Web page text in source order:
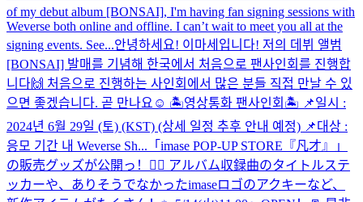
of my debut album [BONSAI], I'm having fan signing sessions with
Weverse both online and offline. I can’t wait to meet you all at the
signing events. See...안녕하세요! 이마세입니다! 저의 데뷔 앨범
[BONSAI] 발매를 기념해 한국에서 처음으로 팬사인회를 진행합
니다🙌 처음으로 진행하는 사인회에서 많은 분들 직접 만날 수 있
으면 좋겠습니다. 곧 만나요☺️ 🏝영상통화 팬사인회🏝 📌일시 :
2024년 6월 29일 (토) (KST) (상세 일정 추후 안내 예정) 📌대상 :
응모 기간 내 Weverse Sh... 「imase POP-UP STORE『凡才』」
の販売グッズが公開っ！✌🏼 アルバム収録曲のタイトルステ
ッカーや、ありそうでなかったimaseロゴのアクキーなど、